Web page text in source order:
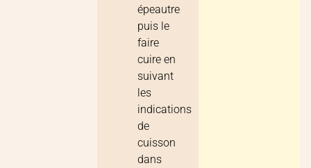
épeautre
puis le
faire
cuire en
suivant
les
indications
de
cuisson
dans